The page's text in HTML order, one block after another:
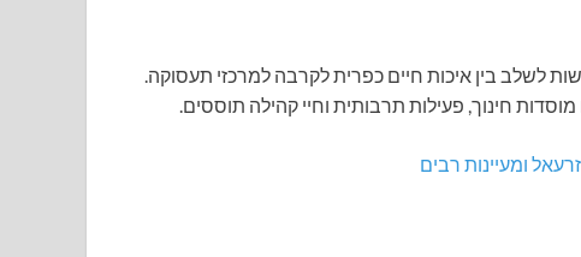
לשלב בין איכות חיים כפרית לקרבה למרכזי תעסוקה.
חינוך, פעילות תרבותית וחיי קהילה תוססים.
ומעיינות רבים